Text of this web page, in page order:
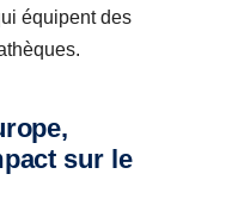
équipent des
sur le